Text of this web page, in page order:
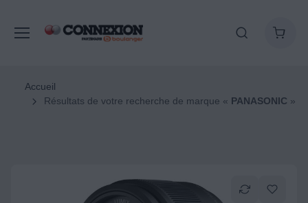
Accueil
Résultats de votre recherche de marque « PANASONIC »